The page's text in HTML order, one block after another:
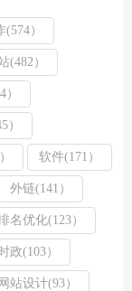
）
(482）
）
软件(171）
外链(141）
名优化(123）
政(103）
网站设计(93）